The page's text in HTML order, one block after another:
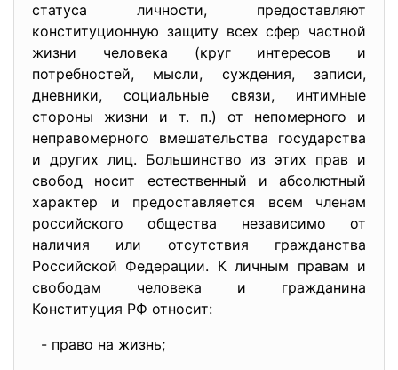
статуса личности, предоставляют
конституционную защиту всех сфер частной
жизни человека (круг интересов и
потребностей, мысли, суждения, записи,
дневники, социальные связи, интимные
стороны жизни и т. п.) от непомерного и
неправомерного вмешательства государства
и других лиц. Большинство из этих прав и
свобод носит естественный и абсолютный
характер и предоставляется всем членам
российского общества независимо от
наличия или отсутствия гражданства
Российской Федерации. К личным правам и
свободам человека и гражданина
Конституция РФ относит:
- право на жизнь;